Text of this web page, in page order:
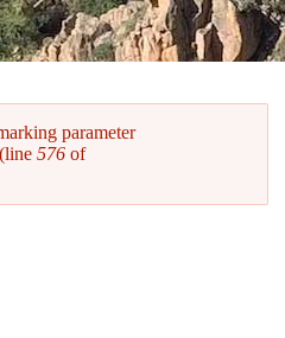
parameter
576 of